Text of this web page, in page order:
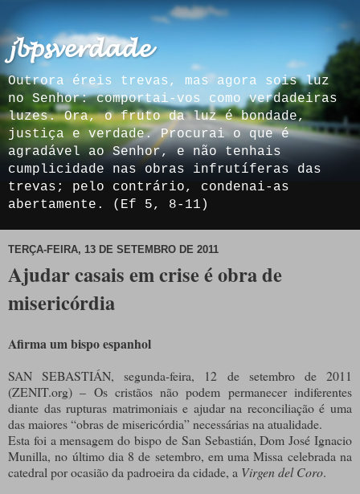
𝓳𝓫𝓹𝓼𝓿𝓮𝓻𝓭𝓪𝓭𝓮
Outrora éreis trevas, mas agora sois luz
no Senhor: comportai-vos como verdadeiras
luzes. Ora, o fruto da luz é bondade,
justiça e verdade. Procurai o que é
agradável ao Senhor, e não tenhais
cumplicidade nas obras infrutíferas das
trevas; pelo contrário, condenai-as
abertamente. (Ef 5, 8-11)
TERÇA-FEIRA, 13 DE SETEMBRO DE 2011
Ajudar casais em crise é obra de
misericórdia
Afirma um bispo espanhol
SAN SEBASTIÁN, segunda-feira, 12 de setembro de 2011
(ZENIT.org) – Os cristãos não podem permanecer indiferentes
diante das rupturas matrimoniais e ajudar na reconciliação é uma
das maiores “obras de misericórdia” necessárias na atualidade.
Esta foi a mensagem do bispo de San Sebastián, Dom José Ignacio
Munilla, no último dia 8 de setembro, em uma Missa celebrada na
catedral por ocasião da padroeira da cidade, a Virgen del Coro.